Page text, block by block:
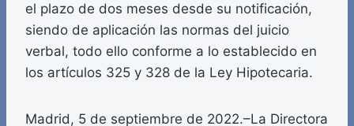
el plazo de dos meses desde su notificación,
siendo de aplicación las normas del juicio
verbal, todo ello conforme a lo establecido en
los artículos 325 y 328 de la Ley Hipotecaria.
Madrid, 5 de septiembre de 2022.–La Directora